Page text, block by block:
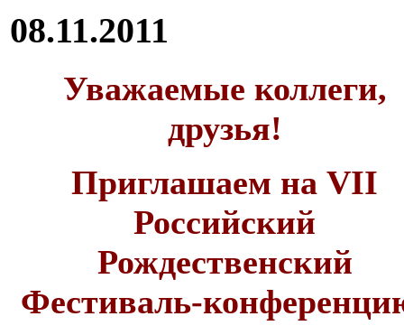
08.11.2011
Уважаемые коллеги,
друзья!
Приглашаем на VII
Российский
Рождественский
Фестиваль-